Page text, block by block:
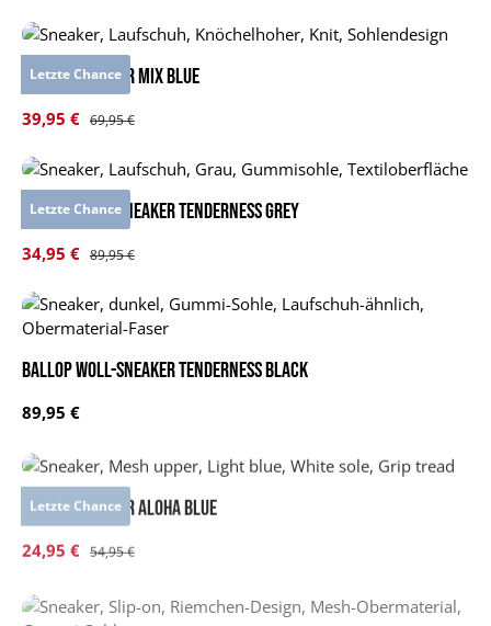
Letzte Chance
BALLOP Sneaker Mix blue
Verkaufspreis:
39,95 € Regulärer Preis:
69,95 €
Letzte Chance
BALLOP Woll-Sneaker Tenderness grey
Verkaufspreis:
34,95 € Regulärer Preis:
89,95 €
BALLOP Woll-Sneaker Tenderness black
Regulärer Preis:
89,95 €
Letzte Chance
BALLOP Sneaker Aloha blue
Verkaufspreis:
24,95 € Regulärer Preis:
54,95 €